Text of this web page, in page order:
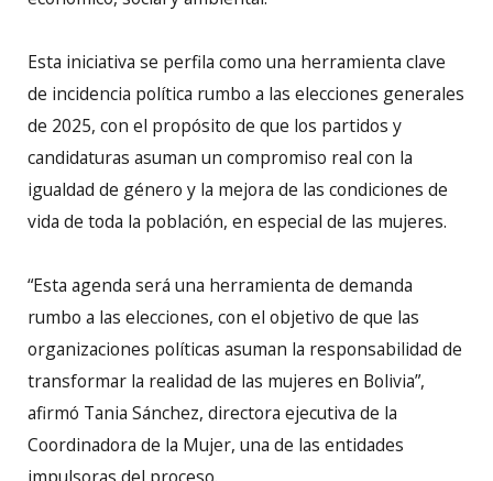
Esta iniciativa se perfila como una herramienta clave
de incidencia política rumbo a las elecciones generales
de 2025, con el propósito de que los partidos y
candidaturas asuman un compromiso real con la
igualdad de género y la mejora de las condiciones de
vida de toda la población, en especial de las mujeres.
“Esta agenda será una herramienta de demanda
rumbo a las elecciones, con el objetivo de que las
organizaciones políticas asuman la responsabilidad de
transformar la realidad de las mujeres en Bolivia”,
afirmó Tania Sánchez, directora ejecutiva de la
Coordinadora de la Mujer, una de las entidades